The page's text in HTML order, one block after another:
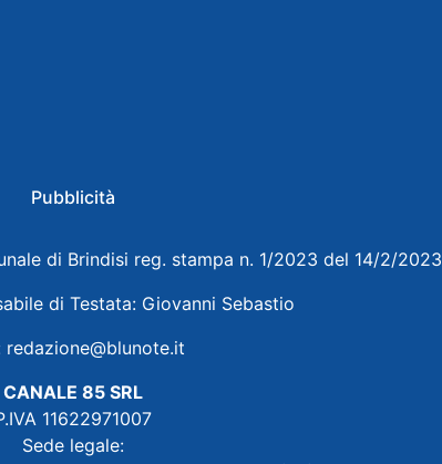
Pubblicità
di Brindisi reg. stampa n. 1/2023 del 14/2/2023
di Testata: Giovanni Sebastio
redazione@blunote.it
CANALE 85 SRL
11622971007
Sede legale: